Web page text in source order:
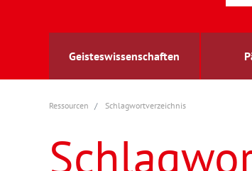
Geisteswissenschaften
Archäologie
Berufs- und Wirtschaftspädagogik
Arbeitsmarktforschung
Außenwirtschaft
berufsbildung
Ressourcen Schlagwortverzeichnis